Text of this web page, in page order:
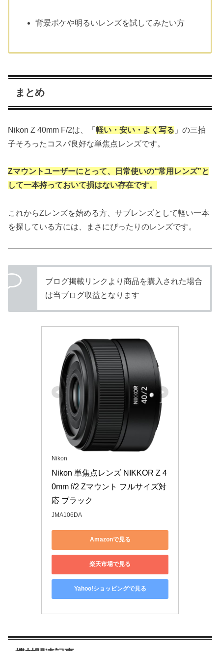
背景ボケや明るいレンズを試してみたい方
まとめ
Nikon Z 40mm F/2は、「 軽い・安い・よく写る 」の三拍
子そろったコスパ良好な単焦点レンズです。
Zマウントユーザーにとって、日常使いの“常用レンズ”と
して一本持っておいて損はない存在です。
これからZレンズを始める方、サブレンズとして軽い一本
を探している方には、まさにぴったりのレンズです。
ブログ掲載リンクより商品を購入された場合
は当ブログ収益となります
Nikon
Nikon 単焦点レンズ NIKKOR Z 4
0mm f/2 Zマウント フルサイズ対
応 ブラック
JMA106DA
Amazonで見る
楽天市場で見る
Yahoo!ショッピングで見る